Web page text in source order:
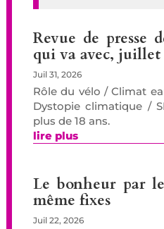
Revue de
qui va avec, juillet
Juil 31, 2026
Rôle du vélo / Climat
Dystopie climatique /
plus de 18 ans.
lire plus
Le bonheur par
même fixes
Juil 22, 2026